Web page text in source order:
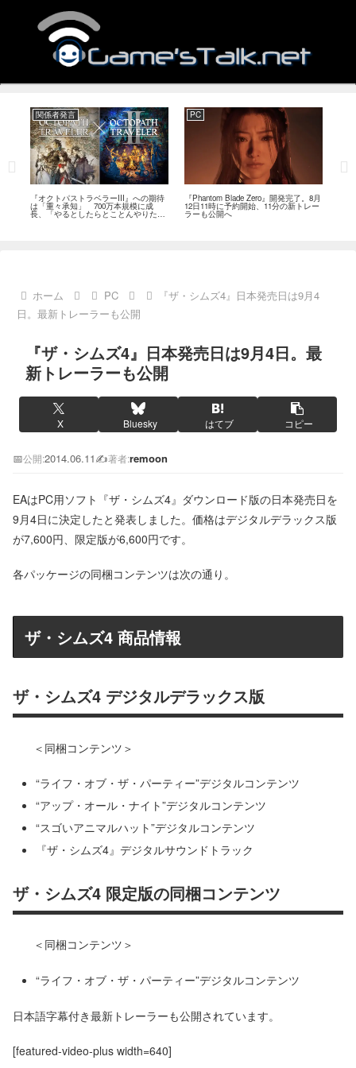
関係者発言
『オクトパストラベラーIII』への期待
は「重々承知」 700万本規模に成
長、「やるとしたらとことんやりた
い」と浅野智也氏
PC
『Phantom Blade Zero』開発完了。8月
12日11時に予約開始、11分の新トレー
ラーも公開へ
ホーム PC
『ザ・シムズ4』日本発売日は9月4
日。最新トレーラーも公開
『ザ・シムズ4』日本発売日は9月4日。最
新トレーラーも公開
X Bluesky はてブ コピー
📅公開:2014.06.11✍️著者:remoon
EAはPC用ソフト『ザ・シムズ4』ダウンロード版の日本発売日を
9月4日に決定したと発表しました。価格はデジタルデラックス版
が7,600円、限定版が6,600円です。
各パッケージの同梱コンテンツは次の通り。
ザ・シムズ4 商品情報
ザ・シムズ4 デジタルデラックス版
＜同梱コンテンツ＞
“ライフ・オブ・ザ・パーティー”デジタルコンテンツ
“アップ・オール・ナイト”デジタルコンテンツ
“スゴいアニマルハット”デジタルコンテンツ
『ザ・シムズ4』デジタルサウンドトラック
ザ・シムズ4 限定版の同梱コンテンツ
＜同梱コンテンツ＞
“ライフ・オブ・ザ・パーティー”デジタルコンテンツ
日本語字幕付き最新トレーラーも公開されています。
[featured-video-plus width=640]